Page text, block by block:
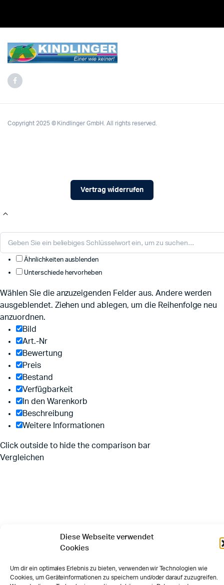
Diese Webseite verwendet
Cookies
Um dir ein optimales Erlebnis zu bieten, verwenden wir Technologien wie
Cookies, um Geräteinformationen zu speichern und/oder darauf zuzugreifen.
Copyright 2025 © Kindlinger GmbH. All rights reserved.
Vertrag widerrufen
Ähnlichkeiten ausblenden
Unterschiede hervorheben
Wählen Sie die anzuzeigenden Felder aus. Andere werden
ausgeblendet. Ziehen und ablegen, um die Reihenfolge neu
anzuordnen.
Bild
Art.-Nr
Bewertung
Preis
Bestand
Verfügbarkeit
In den Warenkorb
Beschreibung
Weitere Informationen
Click outside to hide the comparison bar
Vergleichen